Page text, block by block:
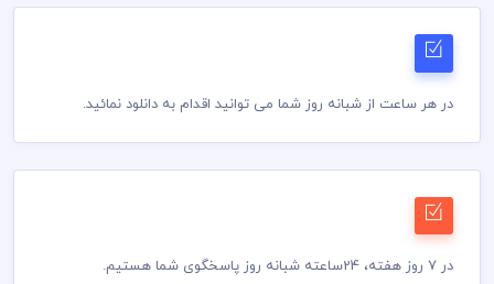
در هر ساعت از شبانه روز شما می توانید اقدام به دانلود نمائید.
در 7 روز هفته، 24ساعته شبانه روز پاسخگوی شما هستیم.